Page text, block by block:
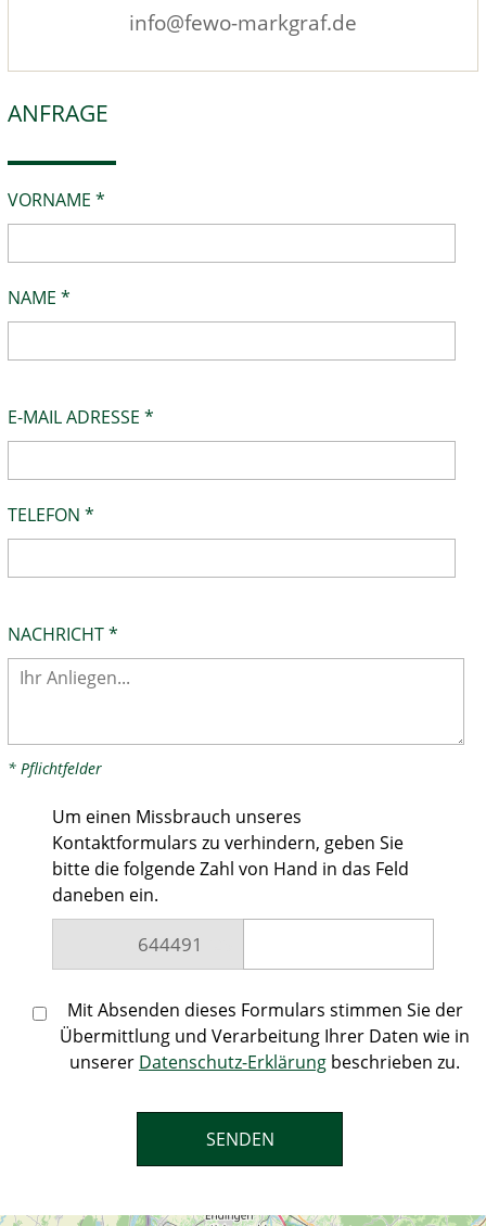
info@fewo-markgraf.de
ANFRAGE
VORNAME *
NAME *
E-MAIL ADRESSE *
TELEFON *
NACHRICHT *
* Pflichtfelder
Um einen Missbrauch unseres
Kontaktformulars zu verhindern, geben Sie
bitte die folgende Zahl von Hand in das Feld
daneben ein.
644491
Mit Absenden dieses Formulars stimmen Sie der
Übermittlung und Verarbeitung Ihrer Daten wie in
unserer Datenschutz-Erklärungbeschrieben zu.